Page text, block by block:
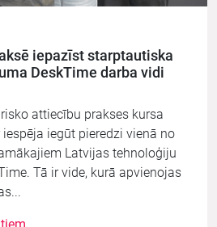
iepazīst starptautiska
DeskTime darba vidi
attiecību prakses kursa
iegūt pieredzi vienā no
Latvijas tehnoloģiju
Tā ir vide, kurā apvienojas